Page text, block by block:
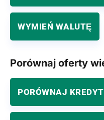
WYMIEŃ WALUTĘ
Porównaj oferty
PORÓWNAJ